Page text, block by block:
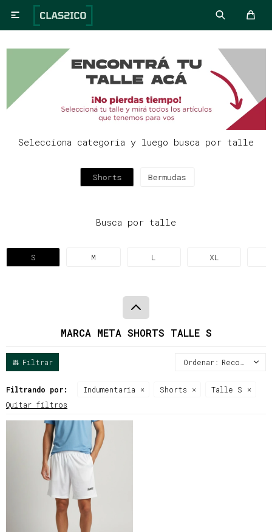

Selecciona categoria y luego busca por talle
Shorts Bermudas
Busca por talle
S M L XL
MARCA META SHORTS TALLE S
Recomendados
Filtrando por: Indumentaria Shorts
Talle S
Quitar filtros